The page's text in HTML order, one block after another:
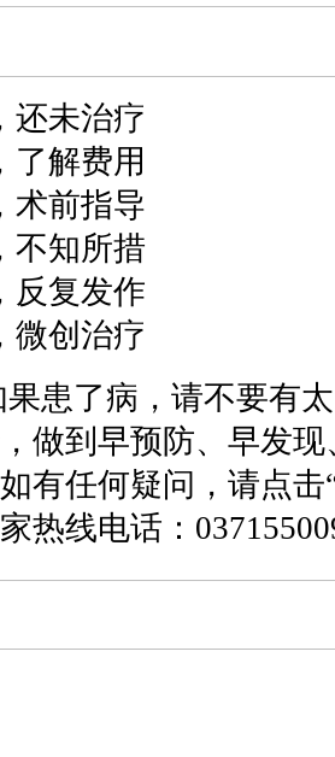
还未治疗
了解费用
术前指导
不知所措
反复发作
微创治疗
果患了病，请不要有
做到早预防、早发
有任何疑问，请点击
热线电话：